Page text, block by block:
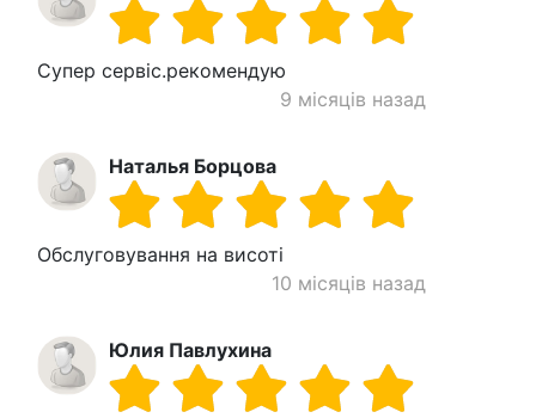
Супер сервіс.рекомендую
9 місяців назад
Наталья Борцова
Обслуговування на висоті
10 місяців назад
Юлия Павлухина